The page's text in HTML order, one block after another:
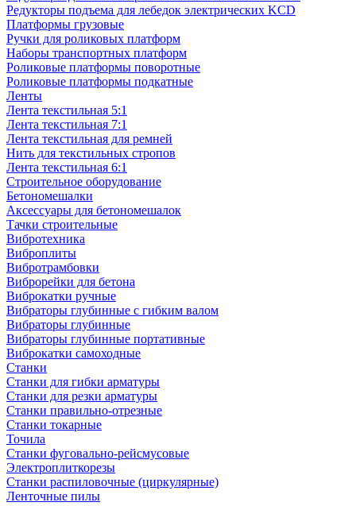
Редукторы подъема для лебедок электрических KCD
Платформы грузовые
Ручки для роликовых платформ
Наборы транспортных платформ
Роликовые платформы поворотные
Роликовые платформы подкатные
Ленты
Лента текстильная 5:1
Лента текстильная 7:1
Лента текстильная для ремней
Нить для текстильных стропов
Лента текстильная 6:1
Строительное оборудование
Бетономешалки
Аксессуары для бетономешалок
Тачки строительные
Вибротехника
Виброплиты
Вибротрамбовки
Виброрейки для бетона
Виброкатки ручные
Вибраторы глубинные с гибким валом
Вибраторы глубинные
Вибраторы глубинные портативные
Виброкатки самоходные
Станки
Станки для гибки арматуры
Станки для резки арматуры
Станки правильно-отрезные
Станки токарные
Точила
Станки фуговально-рейсмусовые
Электроплиткорезы
Станки распиловочные (циркулярные)
Ленточные пилы